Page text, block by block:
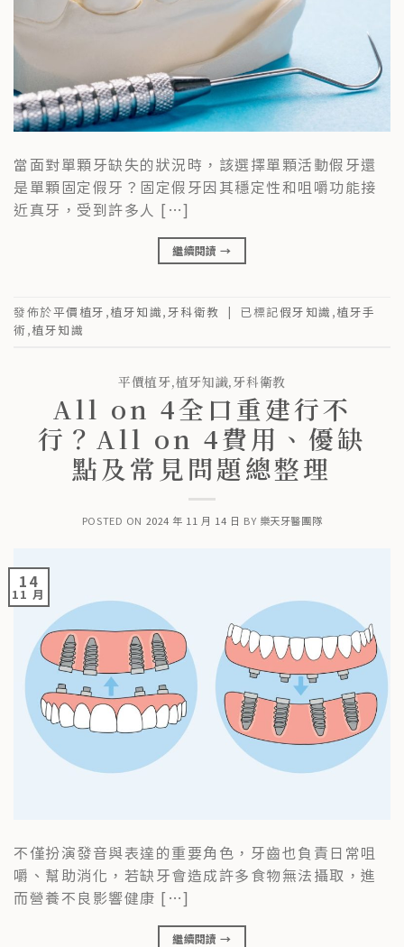
當面對單顆牙缺失的狀況時，該選擇單顆活動假牙還
是單顆固定假牙？固定假牙因其穩定性和咀嚼功能接
近真牙，受到許多人 […]
繼續閱讀→
發佈於平價植牙 ,植牙知識,牙科衛教 | 已標記假牙知識 ,植牙手
術 ,植牙知識
平價植牙,植牙知識,牙科衛教
All on 4全口重建行不
行？All on 4費用、優缺
點及常見問題總整理
POSTED ON 2024 年 11 月 14 日 BY 樂天牙醫團隊
14
11 月
不僅扮演發音與表達的重要角色，牙齒也負責日常咀
嚼、幫助消化，若缺牙會造成許多食物無法攝取，進
而營養不良影響健康 […]
繼續閱讀→